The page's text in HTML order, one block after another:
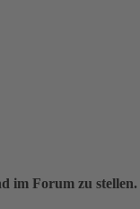
Forum zu